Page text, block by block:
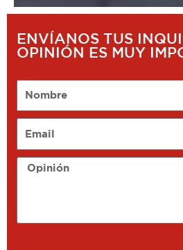
ENVÍANOS TUS
OPINIÓN ES MUY
Opinión